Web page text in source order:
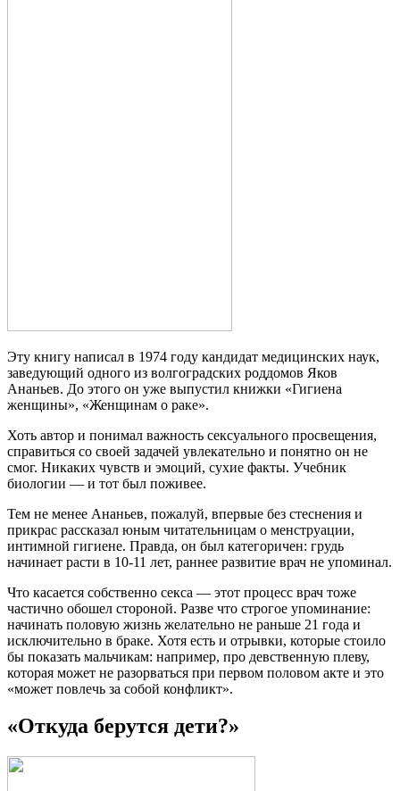
Эту книгу написал в 1974 году кандидат медицинских наук,
заведующий одного из волгоградских роддомов Яков
Ананьев. До этого он уже выпустил книжки «Гигиена
женщины», «Женщинам о раке».
Хоть автор и понимал важность сексуального просвещения,
справиться со своей задачей увлекательно и понятно он не
смог. Никаких чувств и эмоций, сухие факты. Учебник
биологии — и тот был поживее.
Тем не менее Ананьев, пожалуй, впервые без стеснения и
прикрас рассказал юным читательницам о менструации,
интимной гигиене. Правда, он был категоричен: грудь
начинает расти в 10-11 лет, раннее развитие врач не упоминал.
Что касается собственно секса — этот процесс врач тоже
частично обошел стороной. Разве что строгое упоминание:
начинать половую жизнь желательно не раньше 21 года и
исключительно в браке. Хотя есть и отрывки, которые стоило
бы показать мальчикам: например, про девственную плеву,
которая может не разорваться при первом половом акте и это
«может повлечь за собой конфликт».
«Откуда берутся дети?»